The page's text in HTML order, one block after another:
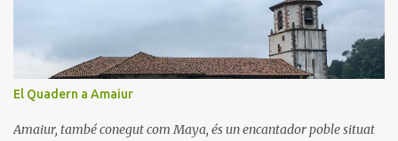
El Quadern a Amaiur
Amaiur, també conegut com Maya, és un encantador poble situat